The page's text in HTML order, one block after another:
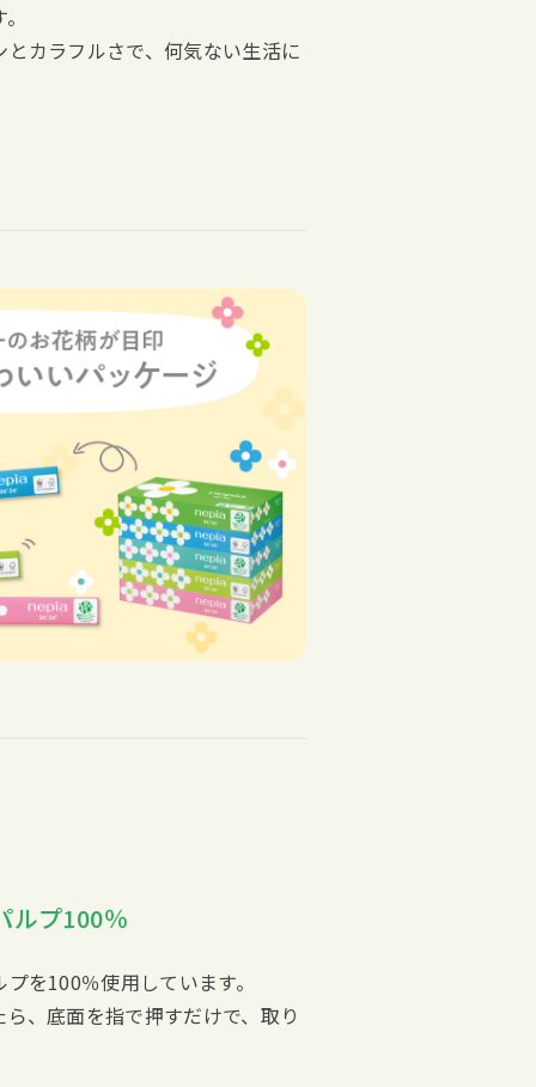
カラフルさで、何気ない生活に
ルプ100％
を100％使用しています。
、底面を指で押すだけで、取り